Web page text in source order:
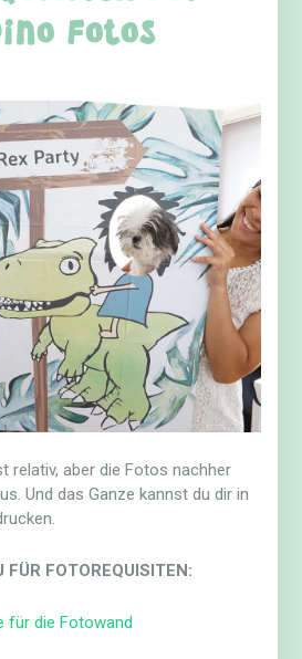
Fotos
relativ, aber die Fotos nachher
Und das Ganze kannst du dir in
FOTOREQUISITEN:
für die Fotowand